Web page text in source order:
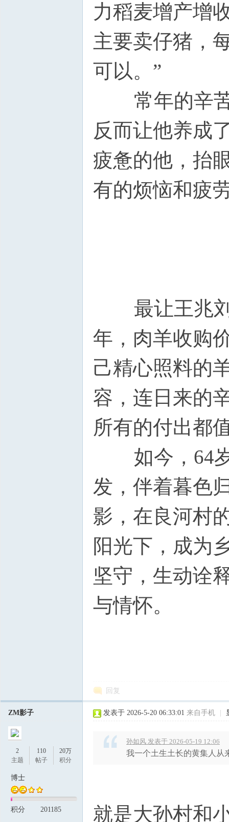
力稻麦增产增
主要卖仔猪，
可以。”
常年的辛苦
反而让他养成
疲惫的他，抬
有的烦恼和疲
最让王兆刘
年，肉羊收购
己精心照料的
容，连日来的
所有的付出都
如今，64岁
发，伴着暮色
影，在良河村
阳光下，成为
坚守，生动诠
与情怀。
回复
ZM影子
2
主题
110
帖子
20万
积分
博士
积分 201185
发表于 2026-5-20 06:33:01 来自手机
孙如风 发表于 2026-05-19 12:06
我一个土生土长的黄集人从
就是大孙村和